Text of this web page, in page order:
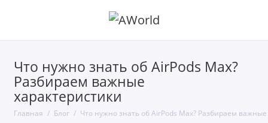
Что нужно знать об AirPods Max?
Разбираем важные
характеристики
Главная Блог Что нужно знать об AirPods Max? Разбираем важные